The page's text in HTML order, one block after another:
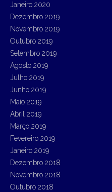
Janeiro 2020
Dezembro 2019
Novembro 2019
Outubro 2019
Setembro 2019
Agosto 2019
Julho 2019
Junho 2019
Maio 2019
Abril 2019
Março 2019
Fevereiro 2019
Janeiro 2019
Dezembro 2018
Novembro 2018
Outubro 2018